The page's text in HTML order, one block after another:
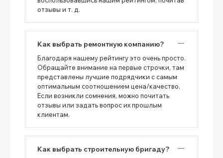
отзывы и т. д.
Как выбрать ремонтную компанию?
Благодаря нашему рейтингу это очень просто.
Обращайте внимание на первые строчки, там
представлены лучшие подрядчики с самым
оптимальным соотношением цена/качество.
Если возникли сомнения, можно почитать
отзывы или задать вопрос их прошлым
клиентам.
Как выбрать строительную бригаду?